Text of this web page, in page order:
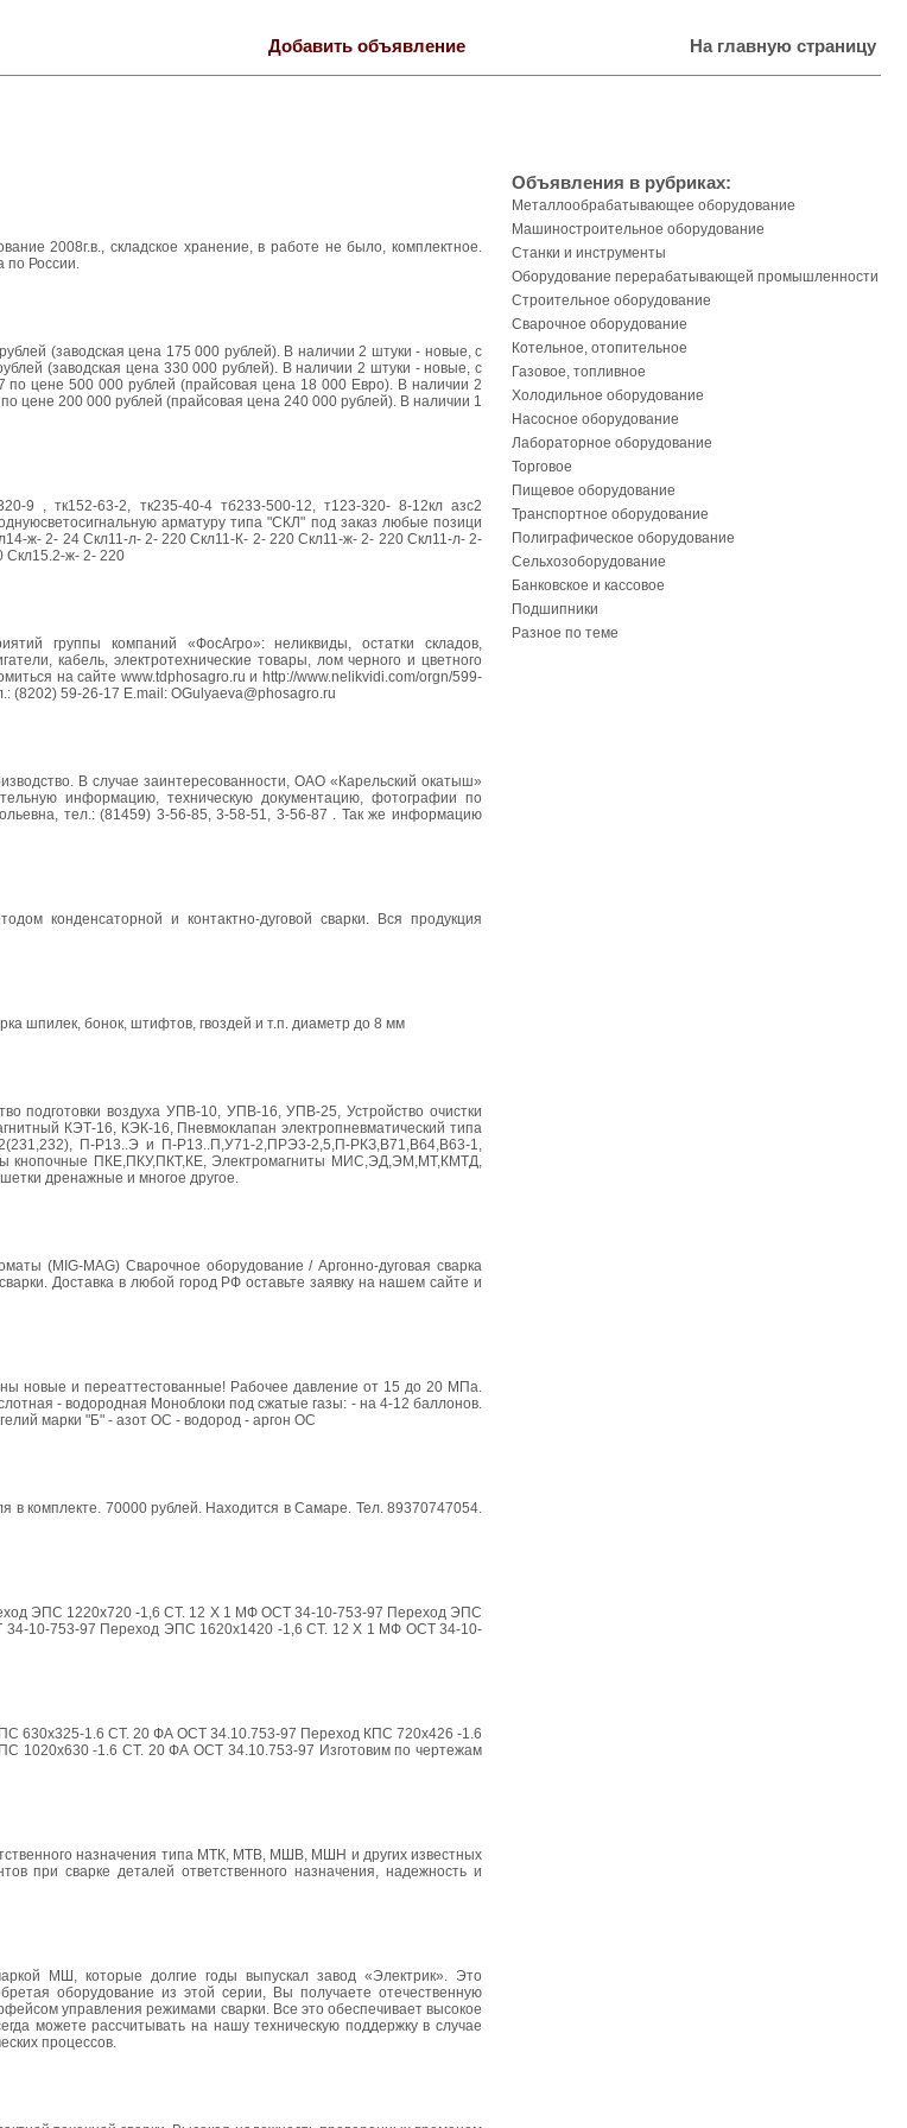
Добавить объявление На главную страницу
2008г.в., складское хранение, в работе не было, комплектное.
по России.
(заводская цена 175 000 рублей). В наличии 2 штуки - новые, с
(заводская цена 330 000 рублей). В наличии 2 штуки - новые, с
по цене 500 000 рублей (прайсовая цена 18 000 Евро). В наличии 2
цене 200 000 рублей (прайсовая цена 240 000 рублей). В наличии 1
9 , тк152-63-2, тк235-40-4 тб233-500-12, т123-320- 8-12кл азс2
арматуру типа "СКЛ" под заказ любые позици
ж- 2- 24 Скл11-л- 2- 220 Скл11-К- 2- 220 Скл11-ж- 2- 220 Скл11-л- 2-
Скл15.2-ж- 2- 220
группы компаний «ФосАгро»: неликвиды, остатки складов,
кабель, электротехнические товары, лом черного и цветного
на сайте www.tdphosagro.ru и http://www.nelikvidi.com/orgn/599-
(8202) 59-26-17 E.mail: OGulyaeva@phosagro.ru
В случае заинтересованности, ОАО «Карельский окатыш»
информацию, техническую документацию, фотографии по
тел.: (81459) 3-56-85, 3-58-51, 3-56-87 . Так же информацию
конденсаторной и контактно-дуговой сварки. Вся продукция
шпилек, бонок, штифтов, гвоздей и т.п. диаметр до 8 мм
подготовки воздуха УПВ-10, УПВ-16, УПВ-25, Устройство очистки
КЭТ-16, КЭК-16, Пневмоклапан электропневматический типа
П-Р13..Э и П-Р13..П,У71-2,ПРЭ3-2,5,П-РКЗ,В71,В64,В63-1,
кнопочные ПКЕ,ПКУ,ПКТ,КЕ, Электромагниты МИС,ЭД,ЭМ,МТ,КМТД,
дренажные и многое другое.
(MIG-MAG) Сварочное оборудование / Аргонно-дуговая сварка
Доставка в любой город РФ оставьте заявку на нашем сайте и
новые и переаттестованные! Рабочее давление от 15 до 20 МПа.
- водородная Моноблоки под сжатые газы: - на 4-12 баллонов.
марки "Б" - азот ОС - водород - аргон ОС
в комплекте. 70000 рублей. Находится в Самаре. Тел. 89370747054.
ЭПС 1220х720 -1,6 СТ. 12 Х 1 МФ ОСТ 34-10-753-97 Переход ЭПС
10-753-97 Переход ЭПС 1620х1420 -1,6 СТ. 12 Х 1 МФ ОСТ 34-10-
630х325-1.6 СТ. 20 ФА ОСТ 34.10.753-97 Переход КПС 720х426 -1.6
-1.6 СТ. 20 ФА ОСТ 34.10.753-97 Изготовим по чертежам
назначения типа МТК, МТВ, МШВ, МШН и других известных
при сварке деталей ответственного назначения, надежность и
МШ, которые долгие годы выпускал завод «Электрик». Это
оборудование из этой серии, Вы получаете отечественную
управления режимами сварки. Все это обеспечивает высокое
можете рассчитывать на нашу техническую поддержку в случае
процессов.
Объявления в рубриках:
Металлообрабатывающее оборудование
Машиностроительное оборудование
Станки и инструменты
Оборудование перерабатывающей промышленности
Строительное оборудование
Сварочное оборудование
Котельное, отопительное
Газовое, топливное
Холодильное оборудование
Насосное оборудование
Лабораторное оборудование
Торговое
Пищевое оборудование
Транспортное оборудование
Полиграфическое оборудование
Сельхозоборудование
Банковское и кассовое
Подшипники
Разное по теме